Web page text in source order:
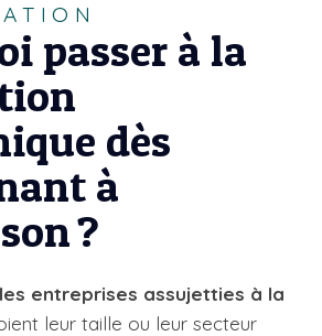
passer à la
dès
à
?
entreprises assujetties à la
leur taille ou leur secteur